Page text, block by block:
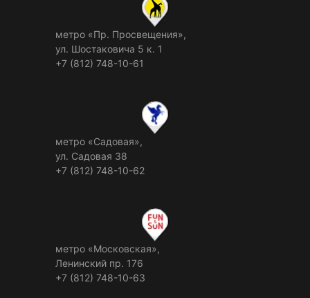
метро «Пр. Просвещения»,
ул. Шостаковича 5 к. 1
+7 (812) 748-10-61
метро «Садовая»,
ул. Садовая 38
+7 (812) 748-10-62
метро «Московская»,
Ленинский пр. 176
+7 (812) 748-10-63